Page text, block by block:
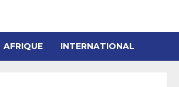
AFRIQUE INTERNATIONAL